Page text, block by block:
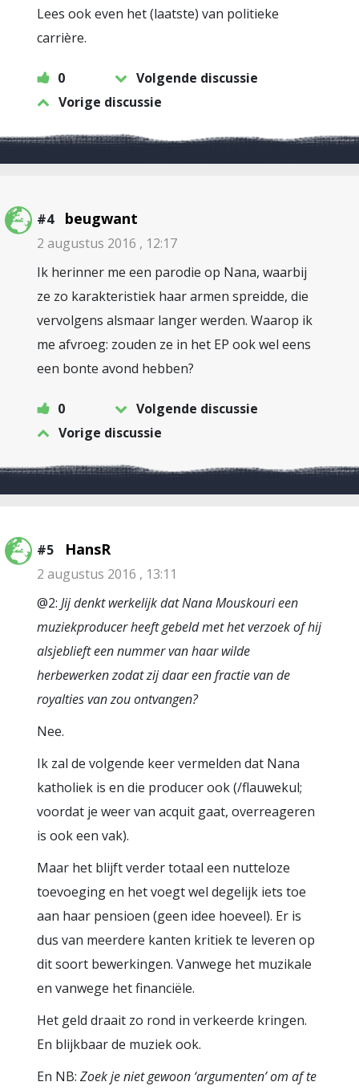
Lees ook even het (laatste) van politieke
carrière.
0
Volgende discussie
Vorige discussie
#4 beugwant
2 augustus 2016 , 12:17
Ik herinner me een parodie op Nana, waarbij
ze zo karakteristiek haar armen spreidde, die
vervolgens alsmaar langer werden. Waarop ik
me afvroeg: zouden ze in het EP ook wel eens
een bonte avond hebben?
0
Volgende discussie
Vorige discussie
#5 HansR
2 augustus 2016 , 13:11
@2: Jij denkt werkelijk dat Nana Mouskouri een
muziekproducer heeft gebeld met het verzoek of hij
alsjeblieft een nummer van haar wilde
herbewerken zodat zij daar een fractie van de
royalties van zou ontvangen?
Nee.
Ik zal de volgende keer vermelden dat Nana
katholiek is en die producer ook (/flauwekul;
voordat je weer van acquit gaat, overreageren
is ook een vak).
Maar het blijft verder totaal een nutteloze
toevoeging en het voegt wel degelijk iets toe
aan haar pensioen (geen idee hoeveel). Er is
dus van meerdere kanten kritiek te leveren op
dit soort bewerkingen. Vanwege het muzikale
en vanwege het financiële.
Het geld draait zo rond in verkeerde kringen.
En blijkbaar de muziek ook.
En NB: Zoek je niet gewoon ‘argumenten’ om af te